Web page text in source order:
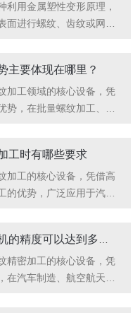
利用金属塑性变形原理，
面进行螺纹、齿纹或网纹
加巨大挤压力，使其金属
，从而形成致密、高强的
压成型技术，是实现螺纹
积不变条件下的塑性流
个同步旋转的滚丝轮之间
轮廓对工...
主要体现在哪里？
加工领域的核心设备，凭
势，在批量螺纹加工、高
，广泛应用于汽车零部
配件等行业，以下从核心
所在，兼顾专业性与实操
传统机械驱动，动力输出
准控制滚丝轮的压力和转
导致的螺纹尺寸偏差、齿
工时有哪些要求
加工的核心设备，凭借高
的优势，广泛应用于汽车
、产品合格，需严格遵循
作规范，兼顾设备运行、
等多方面，具体要求如
精密加工的核心设备，凭
在汽车制造、航空航天、